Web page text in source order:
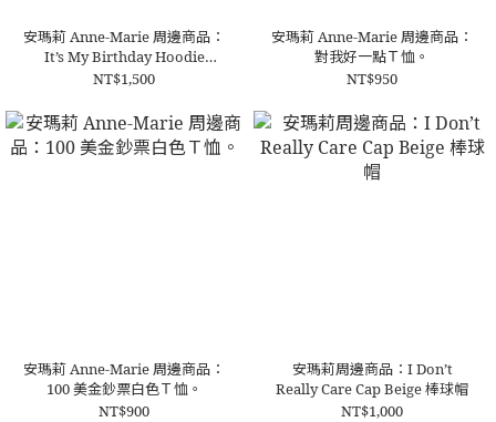
安瑪莉 Anne-Marie 周邊商品：
It’s My Birthday Hoodie
White 安瑪莉 我的生日白色帽
NT$1,500
安瑪莉 Anne-Marie 周邊商品：
對我好一點Ｔ恤。
NT$950
安瑪莉 Anne-Marie 周邊商品：
100 美金鈔票白色Ｔ恤。
NT$900
安瑪莉周邊商品：I Don’t
Really Care Cap Beige 棒球帽
NT$1,000